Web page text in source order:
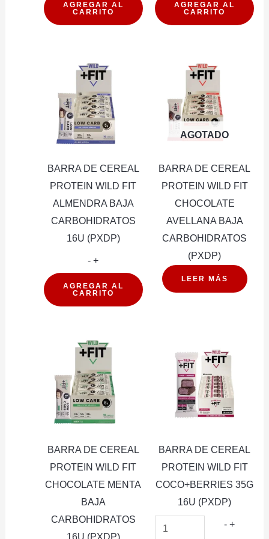
CEREAL
PROTEIN
AGREGAR AL
CARRITO
CEREAL
AGREGAR AL
CARRITO
BARRA DE CEREAL
PROTEIN WILD FIT
ALMENDRA BAJA
CARBOHIDRATOS
16U (PXDP)
- BARRA
CEREAL
FIT
ALMENDRA
BAJA
CARBOHIDRATOS
16U
cantidad
+
AGREGAR AL
CARRITO
AGOTADO
BARRA DE CEREAL
PROTEIN WILD FIT
CHOCOLATE
AVELLANA BAJA
CARBOHIDRATOS
(PXDP)
LEER MÁS
BARRA DE CEREAL
PROTEIN WILD FIT
CHOCOLATE MENTA
BAJA
CARBOHIDRATOS
16U (PXDP)
BARRA DE CEREAL
PROTEIN WILD FIT
COCO+BERRIES 35G
16U (PXDP)
- BARRA
+